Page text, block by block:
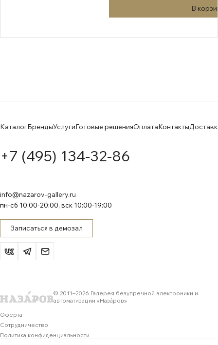
В
КаталогБрендыУслугиГотовые решенияОплатаКонтакты
+7 (495) 134-32-86
info@nazarov-gallery.ru
пн-сб 10:00-20:00, вск 10:00-19:00
Записаться в демозал
© 2011–2026 Галерея безупречной электроники и
автоматизации «Назáров»
Оферта
Сотрудничество
Политика конфиденциальности